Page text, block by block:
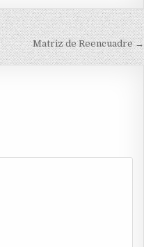
Matriz de Reencuadre →